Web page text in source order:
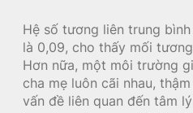
Hệ số tương liên trung
là 0,09, cho thấy mối
Hơn nữa, một môi trường
cha mẹ luôn cãi nhau,
vấn đề liên quan đến tâm